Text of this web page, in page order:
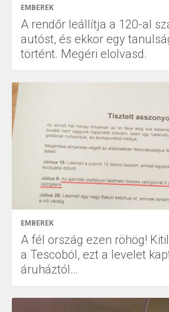
EMBEREK
A rendőr leállítja a 120-al
autóst, és ekkor egy
történt. Megéri elolvasd.
EMBEREK
A fél ország ezen röhög!
a Tescoból, ezt a levelet
áruháztól…